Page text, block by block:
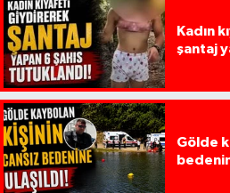
Kadın
şantaj
Gölde